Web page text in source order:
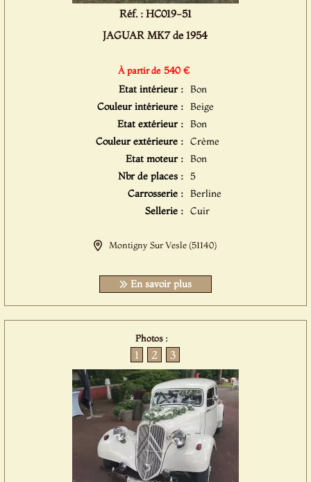
Réf. : HC019-51
JAGUAR MK7 de 1954
À partir de 540 €
Etat intérieur : Bon
Couleur intérieure : Beige
Etat extérieur : Bon
Couleur extérieure : Crème
Etat moteur : Bon
Nbr de places : 5
Carrosserie : Berline
Sellerie : Cuir
Montigny Sur Vesle (51140)
En savoir plus
Photos :
1 2 3